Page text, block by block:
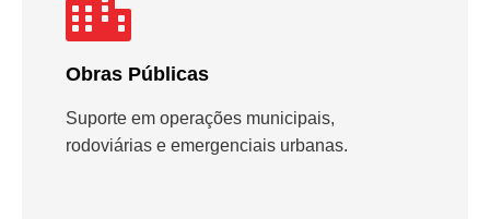
Obras Públicas
Suporte em operações municipais,
rodoviárias e emergenciais urbanas.